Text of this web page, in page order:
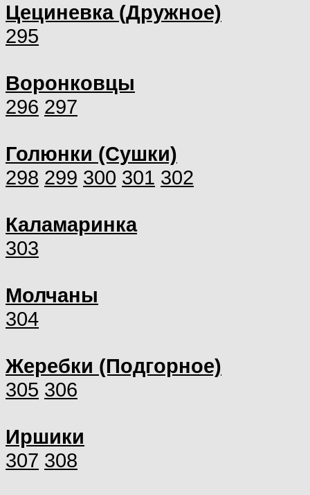
Цециневка (Дружное)
295
Воронковцы
296 297
Голюнки (Сушки)
298 299 300 301 302
Каламаринка
303
Молчаны
304
Жеребки (Подгорное)
305 306
Иршики
307 308